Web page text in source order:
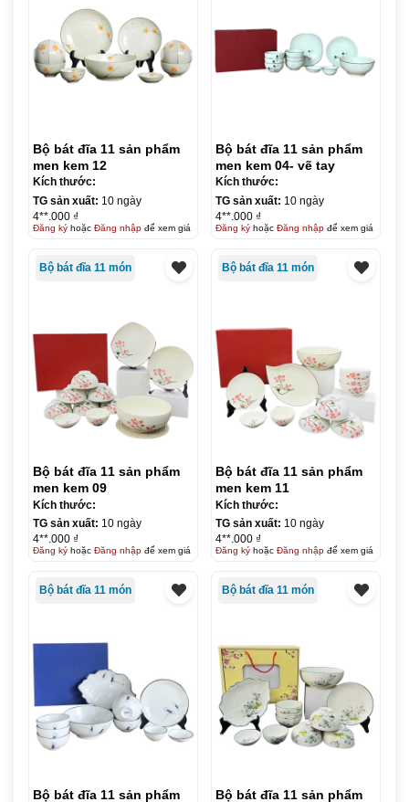
Bộ bát đĩa 11 sản phẩm
men kem 12
Kích thước:
TG sản xuất: 10 ngày
4**.000 ₫
Đăng kýhoặc Đăng nhậpđể xem giá
Bộ bát đĩa 11 sản phẩm
men kem 04- vẽ tay
Kích thước:
TG sản xuất: 10 ngày
4**.000 ₫
Đăng kýhoặc Đăng nhậpđể xem giá
Bộ bát đĩa 11 món
Bộ bát đĩa 11 sản phẩm
men kem 09
Kích thước:
TG sản xuất: 10 ngày
4**.000 ₫
Đăng kýhoặc Đăng nhậpđể xem giá
Bộ bát đĩa 11 món
Bộ bát đĩa 11 sản phẩm
men kem 11
Kích thước:
TG sản xuất: 10 ngày
4**.000 ₫
Đăng kýhoặc Đăng nhậpđể xem giá
Bộ bát đĩa 11 món
Bộ bát đĩa 11 sản phẩm
Bộ bát đĩa 11 món
Bộ bát đĩa 11 sản phẩm